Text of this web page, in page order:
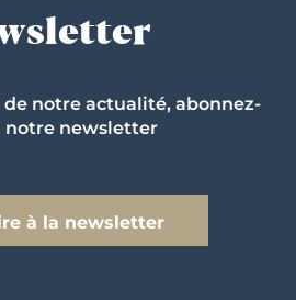
notre actualité, abonnez-
notre newsletter
à la newsletter